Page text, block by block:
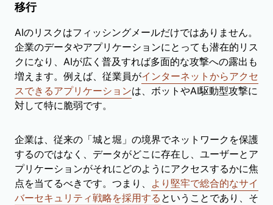
移行
AIのリスクはフィッシングメールだけではありません。
企業のデータやアプリケーションにとっても潜在的リス
クになり、AIが広く普及すれば多面的な攻撃への露出も
増えます。例えば、従業員がインターネットからアクセ
スできるアプリケーションは、ボットやAI駆動型攻撃に
対して特に脆弱です。
企業は、従来の「城と堀」の境界でネットワークを保護
するのではなく、データがどこに存在し、ユーザーとア
プリケーションがそれにどのようにアクセスするかに焦
点を当てるべきです。つまり、 より堅牢で総合的なサイ
バーセキュリティ戦略を採用する ということであり、そ